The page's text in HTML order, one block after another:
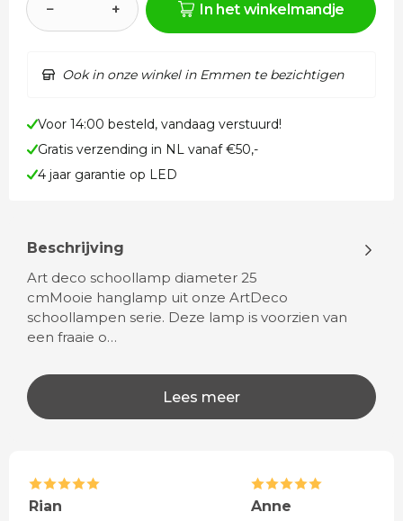
− + In het winkelmandje
Ook in onze winkel in Emmen te bezichtigen
Voor 14:00 besteld, vandaag verstuurd!
Gratis verzending in NL vanaf €50,-
4 jaar garantie op LED
Beschrijving
Art deco schoollamp diameter 25
cmMooie hanglamp uit onze ArtDeco
schoollampen serie. Deze lamp is voorzien van
een fraaie o…
Lees meer
Rian
Anne